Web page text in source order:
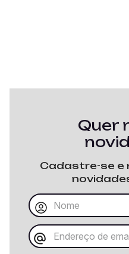
Quer
Cadastre-se e